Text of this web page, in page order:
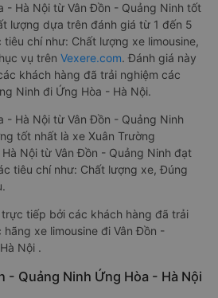
- Hà Nội từ Vân Đồn - Quảng Ninh tốt
lượng dựa trên đánh giá từ 1 đến 5
chí như: Chất lượng xe limousine,
vụ trên Vexere.com. Đánh giá này
khách hàng đã trải nghiệm các
Ninh đi Ứng Hòa - Hà Nội.
- Hà Nội từ Vân Đồn - Quảng Ninh
tốt nhất là xe Xuân Trường
Nội từ Vân Đồn - Quảng Ninh đạt
tiêu chí như: Chất lượng xe, Đúng
tiếp bởi các khách hàng đã trải
xe limousine đi Vân Đồn -
Nội .
- Quảng Ninh Ứng Hòa - Hà Nội